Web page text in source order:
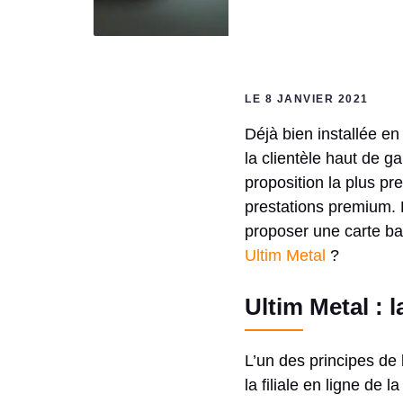
LE 8 JANVIER 2021
Déjà bien installée
la clientèle haut de
proposition la plus
prestations premium.
proposer une carte
Ultim Metal ?
Ultim Metal :
L’un des principes
la filiale en ligne de